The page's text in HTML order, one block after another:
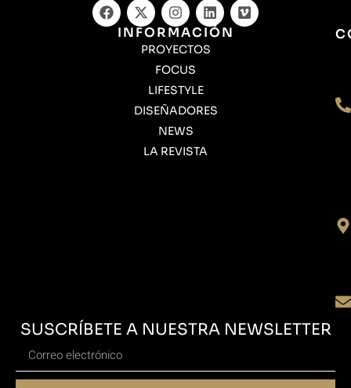
INFORMACIÓN
PROYECTOS
FOCUS
LIFESTYLE
DISEÑADORES
NEWS
LA REVISTA
SUSCRÍBETE A NUESTRA NEWSLETTER